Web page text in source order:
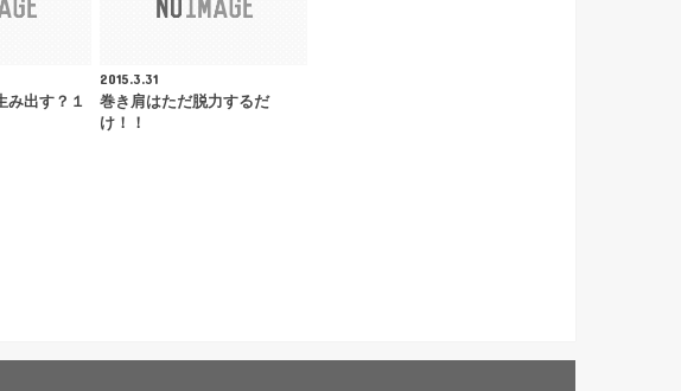
み出す？１
2015.3.31
巻き肩はただ脱力するだ
け！！